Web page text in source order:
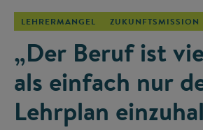
LEHRERMANGEL ZUKUNFTSMISSION
„Der Beruf ist
als einfach nur
Lehrplan